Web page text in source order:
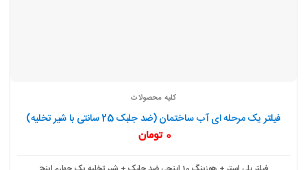
کلیه محصولات
فیلتر یک مرحله ای آب ساختمان (ضد جلبک 25 سانتی با شیر تخلیه)
0 تومان